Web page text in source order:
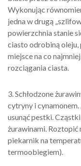
Wykonując
jedna w drugą
powierzchnia stanie
ciasto odrobiną oleju,
miejsce na co
rozciągania ciasta.
3. Schłodzone
cytryny i
usunąć pestki.
żurawinami. Roztopić
piekarnik na
termoobiegiem).